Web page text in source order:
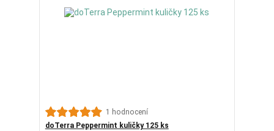
1 hodnocení
doTerra Peppermint kuličky 125 ks